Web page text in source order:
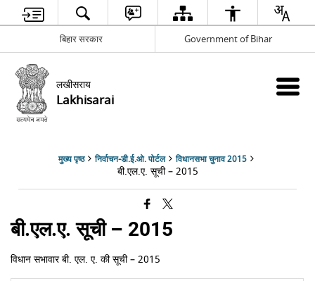
बिहार सरकार Government of Bihar
लखीसराय
Lakhisarai
मुख्य पृष्ठ निर्वाचन-डी.ई.ओ. पोर्टल विधानसभा चुनाव 2015
बी.एल.ए. सूची – 2015
बी.एल.ए. सूची – 2015
विधान सभावार बी. एल. ए. की सूची – 2015